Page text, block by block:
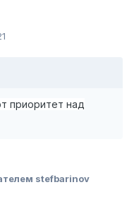
приоритет над
stefbarinov